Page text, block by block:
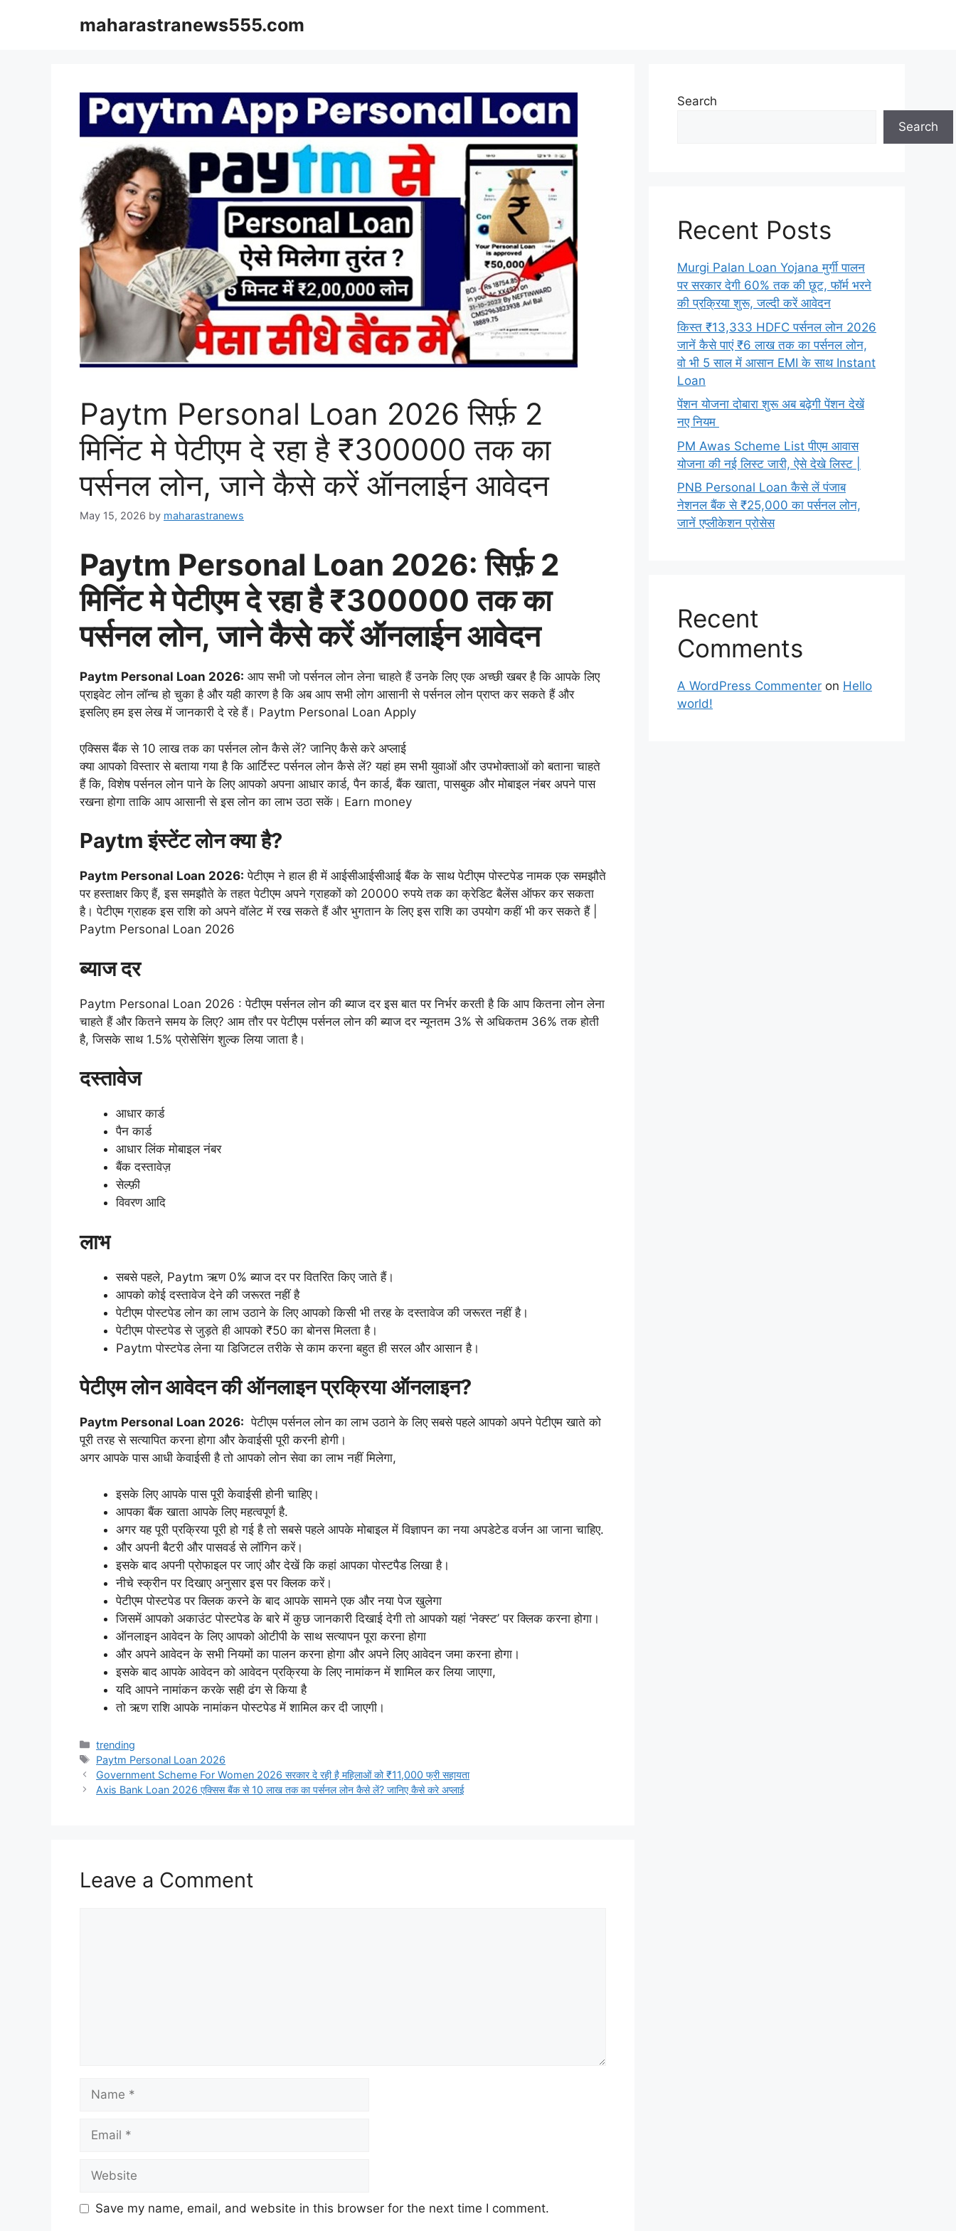
maharastranews555.com
Paytm Personal Loan 2026 सिर्फ़ 2
मिनिंट मे पेटीएम दे रहा है ₹300000 तक का
पर्सनल लोन, जाने कैसे करें ऑनलाईन आवेदन
May 15, 2026 by maharastranews
Paytm Personal Loan 2026: सिर्फ़ 2
मिनिंट मे पेटीएम दे रहा है ₹300000 तक का
पर्सनल लोन, जाने कैसे करें ऑनलाईन आवेदन
Paytm Personal Loan 2026: आप सभी जो पर्सनल लोन लेना चाहते हैं उनके लिए एक अच्छी खबर है कि आपके लिए
प्राइवेट लोन लॉन्च हो चुका है और यही कारण है कि अब आप सभी लोग आसानी से पर्सनल लोन प्राप्त कर सकते हैं और
इसलिए हम इस लेख में जानकारी दे रहे हैं। Paytm Personal Loan Apply
एक्सिस बैंक से 10 लाख तक का पर्सनल लोन कैसे लें? जानिए कैसे करे अप्लाई
क्या आपको विस्तार से बताया गया है कि आर्टिस्ट पर्सनल लोन कैसे लें? यहां हम सभी युवाओं और उपभोक्ताओं को बताना चाहते
हैं कि, विशेष पर्सनल लोन पाने के लिए आपको अपना आधार कार्ड, पैन कार्ड, बैंक खाता, पासबुक और मोबाइल नंबर अपने पास
रखना होगा ताकि आप आसानी से इस लोन का लाभ उठा सकें। Earn money
Paytm इंस्टेंट लोन क्या है?
Paytm Personal Loan 2026: पेटीएम ने हाल ही में आईसीआईसीआई बैंक के साथ पेटीएम पोस्टपेड नामक एक समझौते
पर हस्ताक्षर किए हैं, इस समझौते के तहत पेटीएम अपने ग्राहकों को 20000 रुपये तक का क्रेडिट बैलेंस ऑफर कर सकता
है। पेटीएम ग्राहक इस राशि को अपने वॉलेट में रख सकते हैं और भुगतान के लिए इस राशि का उपयोग कहीं भी कर सकते हैं |
Paytm Personal Loan 2026
ब्याज दर
Paytm Personal Loan 2026 : पेटीएम पर्सनल लोन की ब्याज दर इस बात पर निर्भर करती है कि आप कितना लोन लेना
चाहते हैं और कितने समय के लिए? आम तौर पर पेटीएम पर्सनल लोन की ब्याज दर न्यूनतम 3% से अधिकतम 36% तक होती
है, जिसके साथ 1.5% प्रोसेसिंग शुल्क लिया जाता है।
दस्तावेज
आधार कार्ड
पैन कार्ड
आधार लिंक मोबाइल नंबर
बैंक दस्तावेज़
सेल्फ़ी
विवरण आदि
लाभ
सबसे पहले, Paytm ऋण 0% ब्याज दर पर वितरित किए जाते हैं।
आपको कोई दस्तावेज देने की जरूरत नहीं है
पेटीएम पोस्टपेड लोन का लाभ उठाने के लिए आपको किसी भी तरह के दस्तावेज की जरूरत नहीं है।
पेटीएम पोस्टपेड से जुड़ते ही आपको ₹50 का बोनस मिलता है।
Paytm पोस्टपेड लेना या डिजिटल तरीके से काम करना बहुत ही सरल और आसान है।
पेटीएम लोन आवेदन की ऑनलाइन प्रक्रिया ऑनलाइन?
Paytm Personal Loan 2026: पेटीएम पर्सनल लोन का लाभ उठाने के लिए सबसे पहले आपको अपने पेटीएम खाते को
पूरी तरह से सत्यापित करना होगा और केवाईसी पूरी करनी होगी।
अगर आपके पास आधी केवाईसी है तो आपको लोन सेवा का लाभ नहीं मिलेगा,
इसके लिए आपके पास पूरी केवाईसी होनी चाहिए।
आपका बैंक खाता आपके लिए महत्वपूर्ण है.
अगर यह पूरी प्रक्रिया पूरी हो गई है तो सबसे पहले आपके मोबाइल में विज्ञापन का नया अपडेटेड वर्जन आ जाना चाहिए.
और अपनी बैटरी और पासवर्ड से लॉगिन करें।
इसके बाद अपनी प्रोफाइल पर जाएं और देखें कि कहां आपका पोस्टपैड लिखा है।
नीचे स्क्रीन पर दिखाए अनुसार इस पर क्लिक करें।
पेटीएम पोस्टपेड पर क्लिक करने के बाद आपके सामने एक और नया पेज खुलेगा
जिसमें आपको अकाउंट पोस्टपेड के बारे में कुछ जानकारी दिखाई देगी तो आपको यहां ‘नेक्स्ट’ पर क्लिक करना होगा।
ऑनलाइन आवेदन के लिए आपको ओटीपी के साथ सत्यापन पूरा करना होगा
और अपने आवेदन के सभी नियमों का पालन करना होगा और अपने लिए आवेदन जमा करना होगा।
इसके बाद आपके आवेदन को आवेदन प्रक्रिया के लिए नामांकन में शामिल कर लिया जाएगा,
यदि आपने नामांकन करके सही ढंग से किया है
तो ऋण राशि आपके नामांकन पोस्टपेड में शामिल कर दी जाएगी।
Categories
trending
Tags
Paytm Personal Loan 2026
Government Scheme For Women 2026 सरकार दे रही है महिलाओं को ₹11,000 फ्री सहायता
Axis Bank Loan 2026 एक्सिस बैंक से 10 लाख तक का पर्सनल लोन कैसे लें? जानिए कैसे करे अप्लाई
Leave a Comment
Save my name, email, and website in this browser for the next time I comment.
Search
Search
Recent Posts
Murgi Palan Loan Yojana मुर्गी पालन
पर सरकार देगी 60% तक की छूट, फॉर्म भरने
की प्रक्रिया शुरू, जल्दी करें आवेदन
किस्त ₹13,333 HDFC पर्सनल लोन 2026
जानें कैसे पाएं ₹6 लाख तक का पर्सनल लोन,
वो भी 5 साल में आसान EMI के साथ Instant
Loan
पेंशन योजना दोबारा शुरू अब बढ़ेगी पेंशन देखें
नए नियम
PM Awas Scheme List पीएम आवास
योजना की नई लिस्ट जारी, ऐसे देखे लिस्ट |
PNB Personal Loan कैसे लें पंजाब
नेशनल बैंक से ₹25,000 का पर्सनल लोन,
जानें एप्लीकेशन प्रोसेस
Recent
Comments
A WordPress Commenter on Hello
world!